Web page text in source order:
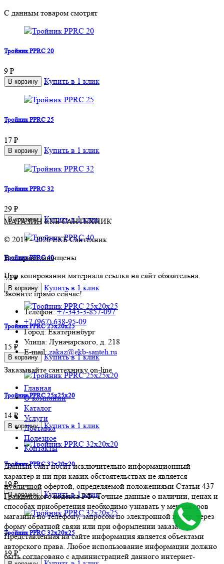
С данным товаром смотрят
Тройник PPRC 20
9 ₽
В корзину Купить в 1 клик
Тройник PPRC 25
17 ₽
В корзину Купить в 1 клик
Тройник PPRC 32
29 ₽
В корзину Купить в 1 клик
Тройник PPRC 40
52 ₽
В корзину Купить в 1 клик
Тройник PPRC 25х20х25
15 ₽
В корзину Купить в 1 клик
Тройник PPRC 25х25х20
14 ₽
В корзину Купить в 1 клик
Тройник PPRC 32х20х20
19 ₽
В корзину Купить в 1 клик
Тройник PPRC 32х20х25
19 ₽
МАГАЗИН ЕКБ САНТЕХНИК
© 2013 - 2026 ЕКБ Сантехник
Все права защищены
При копировании материала ссылка на сайт обязательна.
Звоните прямо сейчас!
Телефон:+7-343-3-857-097
+7 (967) 638-95-09
Город: Екатеринбург
Улица: Луначарского, д. 218
E-mail:zakaz@ekb-santeh.ru
Заказывайте сантехнику on-line
Главная
О компании
Каталог
Услуги
Доставка
Полезное
Контакты
Данный сайт носит исключительно информационный
характер и ни при каких обстоятельствах не является
публичной офертой, определяемой положениями Статьи 437
Гражданского кодекса РФ. Точные данные о наличии, ценах и
способах приобретения необходимо узнавать у менеджеров
магазина по телефону, запросом по электронной почте, через
форму обратной связи или при оформлении заказа.
Представленная на сайте информация является объектами
авторского права. Любое использование информации должно
быть согласовано с администрацией данного интернет-